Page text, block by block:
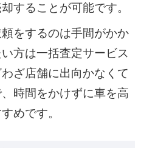
することが可能です。
をするのは手間がかか
方は一括査定サービス
ざ店舗に出向かなくて
時間をかけずに車を高
めです。